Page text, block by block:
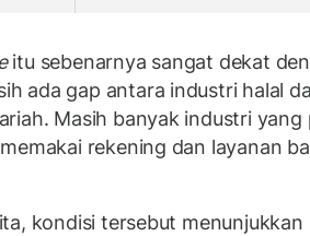
itu sebenarnya sangat dekat
ada gap antara industri halal
Masih banyak industri yang
rekening dan layanan
kondisi tersebut